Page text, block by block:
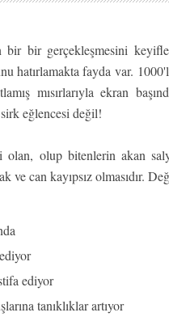
bir bir gerçekleşmesini
hatırlamakta fayda var.
mısırlarıyla ekran
eğlencesi değil!
olan, olup bitenlerin akan
ve can kayıpsız olmasıdır.
ediyor
tanıklıklar artıyor